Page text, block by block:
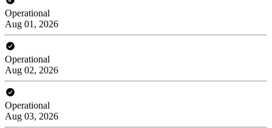
Operational
Aug 01, 2026
Operational
Aug 02, 2026
Operational
Aug 03, 2026